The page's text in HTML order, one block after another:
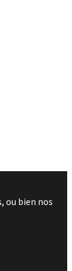
ou bien nos